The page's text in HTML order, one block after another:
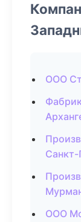
ООО
Санкт-
ООО